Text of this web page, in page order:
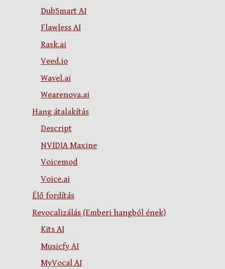
DubSmart AI
Flawless AI
Rask.ai
Veed.io
Wavel.ai
Wearenova.ai
Hang átalakítás
Descript
NVIDIA Maxine
Voicemod
Voice.ai
Élő fordítás
Revocalizálás (Emberi hangból ének)
Kits AI
Musicfy AI
MyVocal AI